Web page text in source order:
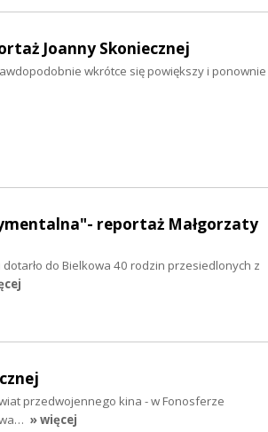
Joanny Skoniecznej
wkrótce się powiększy i ponownie
reportaż Małgorzaty
do Bielkowa 40 rodzin przesiedlonych z
przedwojennego kina - w Fonosferze
» więcej